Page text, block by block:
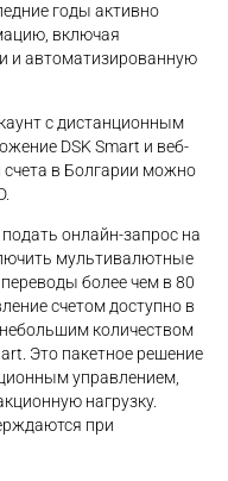
годы активно
включая
и автоматизированную
с дистанционным
DSK Smart и веб-
счета в Болгарии можно
онлайн-запрос на
мультивалютные
более чем в 80
счетом доступно в
количеством
Это пакетное решение
управлением,
нагрузку.
при